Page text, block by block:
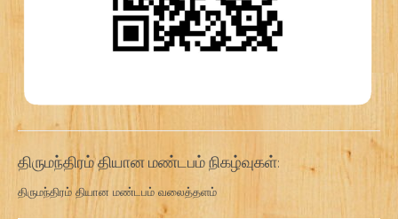
திருமந்திரம் தியான மண்டபம் நிகழ்வுகள்:
திருமந்திரம் தியான மண்டபம் வலைத்தளம்